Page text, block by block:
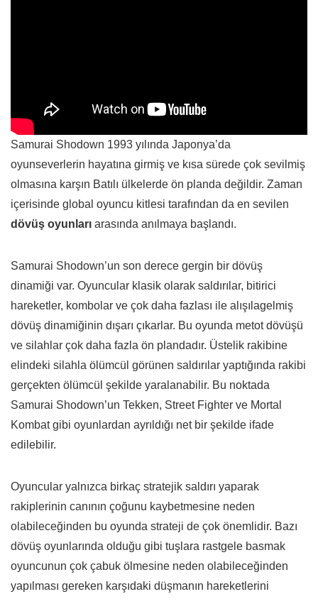
Samurai Shodown 1993 yılında Japonya’da
oyunseverlerin hayatına girmiş ve kısa sürede çok sevilmiş
olmasına karşın Batılı ülkelerde ön planda değildir. Zaman
içerisinde global oyuncu kitlesi tarafından da en sevilen
dövüş oyunları arasında anılmaya başlandı.
Samurai Shodown’un son derece gergin bir dövüş
dinamiği var. Oyuncular klasik olarak saldırılar, bitirici
hareketler, kombolar ve çok daha fazlası ile alışılagelmiş
dövüş dinamiğinin dışarı çıkarlar. Bu oyunda metot dövüşü
ve silahlar çok daha fazla ön plandadır. Üstelik rakibine
elindeki silahla ölümcül görünen saldırılar yaptığında rakibi
gerçekten ölümcül şekilde yaralanabilir. Bu noktada
Samurai Shodown’un Tekken, Street Fighter ve Mortal
Kombat gibi oyunlardan ayrıldığı net bir şekilde ifade
edilebilir.
Oyuncular yalnızca birkaç stratejik saldırı yaparak
rakiplerinin canının çoğunu kaybetmesine neden
olabileceğinden bu oyunda strateji de çok önemlidir. Bazı
dövüş oyunlarında olduğu gibi tuşlara rastgele basmak
oyuncunun çok çabuk ölmesine neden olabileceğinden
yapılması gereken karşıdaki düşmanın hareketlerini